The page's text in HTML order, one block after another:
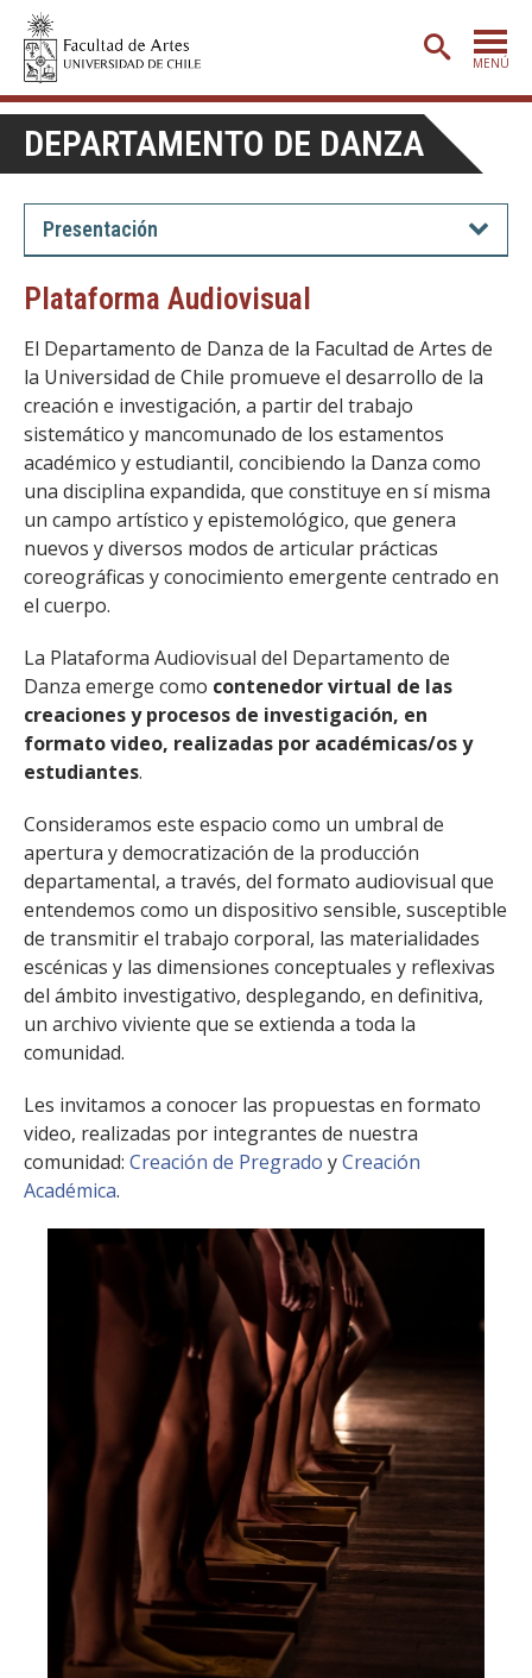
MENÚ
PORTADA
ADMISIÓN
CARRERAS
POSTGRADO
EXTENSIÓN
CREACIÓN E INVESTIGACIÓN
BIBLIOTECA
DEPARTAMENTOS
FACULTAD
Estudiantes
Académicas/os Egresadas/os
DEPARTAMENTO DE DANZA
Presentación
Plataforma Audiovisual
El Departamento de Danza de la Facultad de Artes de
la Universidad de Chile promueve el desarrollo de la
creación e investigación, a partir del trabajo
sistemático y mancomunado de los estamentos
académico y estudiantil, concibiendo la Danza como
una disciplina expandida, que constituye en sí misma
un campo artístico y epistemológico, que genera
nuevos y diversos modos de articular prácticas
coreográficas y conocimiento emergente centrado en
el cuerpo.
La Plataforma Audiovisual del Departamento de
Danza emerge como contenedor virtual de las
creaciones y procesos de investigación, en
formato video, realizadas por académicas/os y
estudiantes.
Consideramos este espacio como un umbral de
apertura y democratización de la producción
departamental, a través, del formato audiovisual que
entendemos como un dispositivo sensible, susceptible
de transmitir el trabajo corporal, las materialidades
escénicas y las dimensiones conceptuales y reflexivas
del ámbito investigativo, desplegando, en definitiva,
un archivo viviente que se extienda a toda la
comunidad.
Les invitamos a conocer las propuestas en formato
video, realizadas por integrantes de nuestra
comunidad: Creación de Pregrado yCreación
Académica.